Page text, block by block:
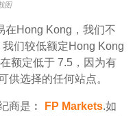
图
在Hong Kong，我们不
们较低额定Hong Kong
额定低于 7.5，因为有
供选择的任何站点。
商是︰ FP Markets.如